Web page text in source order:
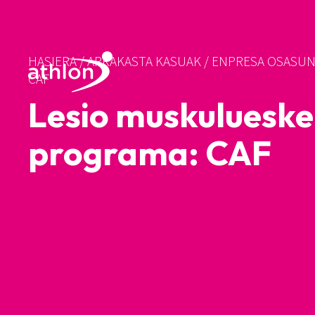
HASIERA/ARRAKASTA KASUAK/ ENPRESA
CAF
Lesio
programa: CAF